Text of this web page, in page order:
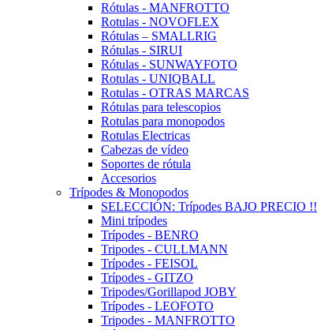
Rótulas - MANFROTTO
Rotulas - NOVOFLEX
Rótulas – SMALLRIG
Rótulas - SIRUI
Rótulas - SUNWAYFOTO
Rotulas - UNIQBALL
Rotulas - OTRAS MARCAS
Rótulas para telescopios
Rotulas para monopodos
Rotulas Electricas
Cabezas de vídeo
Soportes de rótula
Accesorios
Trípodes & Monopodos
SELECCIÓN: Trípodes BAJO PRECIO !!
Mini trípodes
Trípodes - BENRO
Tripodes - CULLMANN
Trípodes - FEISOL
Trípodes - GITZO
Tripodes/Gorillapod JOBY
Trípodes - LEOFOTO
Tripodes - MANFROTTO